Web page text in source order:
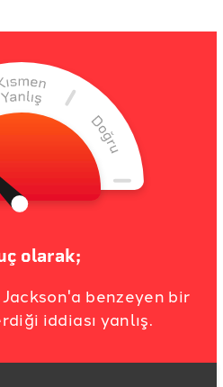
olarak;
benzeyen bir
iddiası yanlış.